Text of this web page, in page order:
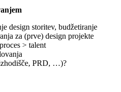
design storitev, budžetiranje
za (prve) design projekte
> talent
PRD, …)?